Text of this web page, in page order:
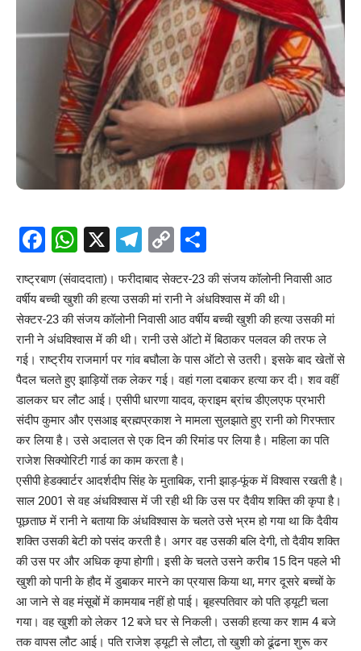
Facebook
WhatsApp
X Telegram
Copy
Link
राष्ट्रबाण (संवाददाता)। फरीदाबाद सेक्टर-23 की संजय कॉलोनी निवासी आठ
वर्षीय बच्ची खुशी की हत्या उसकी मां रानी ने अंधविश्वास में की थी।
सेक्टर-23 की संजय कॉलोनी निवासी आठ वर्षीय बच्ची खुशी की हत्या उसकी मां
रानी ने अंधविश्वास में की थी। रानी उसे ऑटो में बिठाकर पलवल की तरफ ले
गई। राष्ट्रीय राजमार्ग पर गांव बघौला के पास ऑटो से उतरी। इसके बाद खेतों से
पैदल चलते हुए झाड़ियों तक लेकर गई। वहां गला दबाकर हत्या कर दी। शव वहीं
डालकर घर लौट आई। एसीपी धारणा यादव, क्राइम ब्रांच डीएलएफ प्रभारी
संदीप कुमार और एसआइ ब्रह्मप्रकाश ने मामला सुलझाते हुए रानी को गिरफ्तार
कर लिया है। उसे अदालत से एक दिन की रिमांड पर लिया है। महिला का पति
राजेश सिक्योरिटी गार्ड का काम करता है।
एसीपी हेडक्वार्टर आदर्शदीप सिंह के मुताबिक, रानी झाड़-फूंक में विश्वास रखती है।
साल 2001 से वह अंधविश्वास में जी रही थी कि उस पर दैवीय शक्ति की कृपा है।
पूछताछ में रानी ने बताया कि अंधविश्वास के चलते उसे भ्रम हो गया था कि दैवीय
शक्ति उसकी बेटी को पसंद करती है। अगर वह उसकी बलि देगी, तो दैवीय शक्ति
की उस पर और अधिक कृपा होगाी। इसी के चलते उसने करीब 15 दिन पहले भी
खुशी को पानी के हौद में डुबाकर मारने का प्रयास किया था, मगर दूसरे बच्चों के
आ जाने से वह मंसूबों में कामयाब नहीं हो पाई। बृहस्पतिवार को पति ड्यूटी चला
गया। वह खुशी को लेकर 12 बजे घर से निकली। उसकी हत्या कर शाम 4 बजे
तक वापस लौट आई। पति राजेश ड्यूटी से लौटा, तो खुशी को ढूंढना शुरू कर